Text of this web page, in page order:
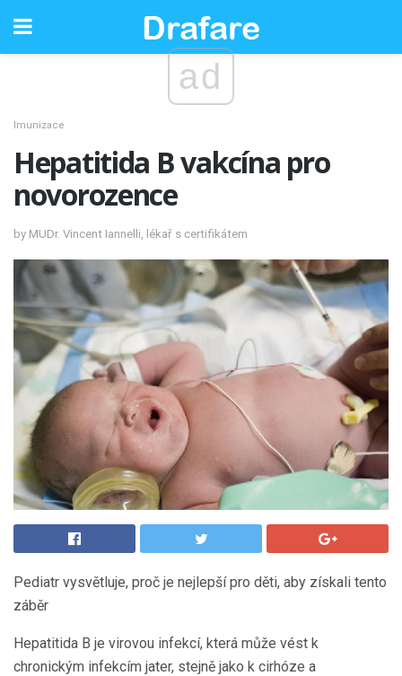
ad
Imunizace
Hepatitida B vakcína pro
novorozence
by MUDr. Vincent Iannelli, lékař s certifikátem
Pediatr vysvětluje, proč je nejlepší pro děti, aby získali tento
záběr
Hepatitida B je virovou infekcí, která může vést k
chronickým infekcím jater, stejně jako k cirhóze a